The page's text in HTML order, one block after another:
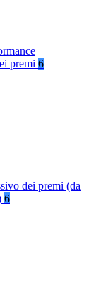
premi 6
dei premi (da
6